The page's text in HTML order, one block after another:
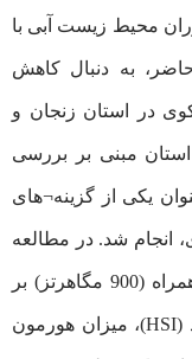
محیط زیست آبی با
به دنبال کاهش
در استان زنجان و
مبنی بر بررسی
یکی از گزینه¬های
انجام شد. در مطالعه
حاضر تأثیر امواج الکترومغناطیسی تلفن همراه (900 مگاهرتز) بر
میزان شاخص¬های وزنی گناد (GSI) و کبد (HSI)، میزان هورمون